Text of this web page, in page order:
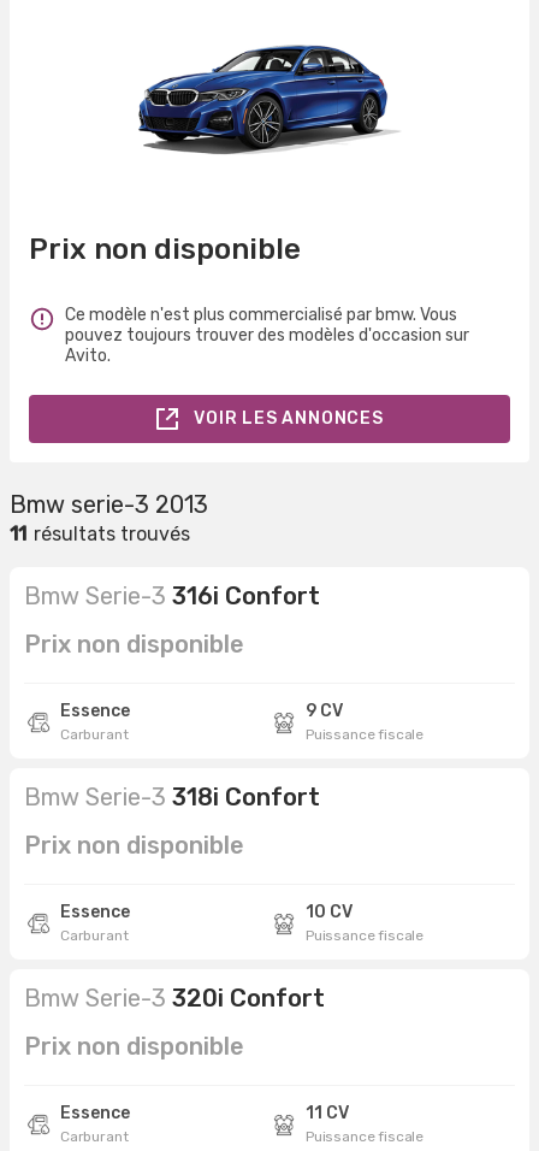
Prix non disponible
Ce modèle n'est plus commercialisé par bmw. Vous
pouvez toujours trouver des modèles d'occasion sur
Avito.
VOIR LES ANNONCES
Bmw serie-3 2013
11 résultats trouvés
Bmw Serie-3 316i Confort
Prix non disponible
Essence
Carburant
9 CV
Puissance fiscale
Bmw Serie-3 318i Confort
Prix non disponible
Essence
Carburant
10 CV
Puissance fiscale
Bmw Serie-3 320i Confort
Prix non disponible
Essence
Carburant
11 CV
Puissance fiscale